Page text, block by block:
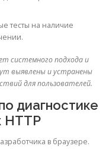
тесты на наличие
системного подхода и
выявлены и устранены
для пользователей.
диагностике
HTTP
в браузере.